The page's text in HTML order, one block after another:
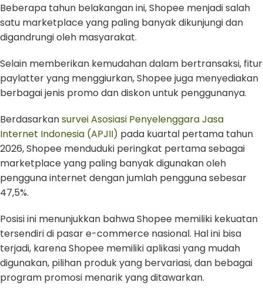
Beberapa tahun belakangan ini, Shopee menjadi salah
satu marketplace yang paling banyak dikunjungi dan
digandrungi oleh masyarakat.
Selain memberikan kemudahan dalam bertransaksi, fitur
paylatter yang menggiurkan, Shopee juga menyediakan
berbagai jenis promo dan diskon untuk penggunanya.
Berdasarkansurvei Asosiasi Penyelenggara Jasa
Internet Indonesia (APJII) pada kuartal pertama tahun
2026, Shopee menduduki peringkat pertama sebagai
marketplace yang paling banyak digunakan oleh
pengguna internet dengan jumlah pengguna sebesar
47,5%.
Posisi ini menunjukkan bahwa Shopee memiliki kekuatan
tersendiri di pasar e-commerce nasional. Hal ini bisa
terjadi, karena Shopee memiliki aplikasi yang mudah
digunakan, pilihan produk yang bervariasi, dan bebagai
program promosi menarik yang ditawarkan.